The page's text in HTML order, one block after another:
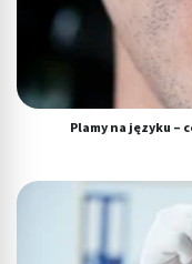
Plamy na języku –